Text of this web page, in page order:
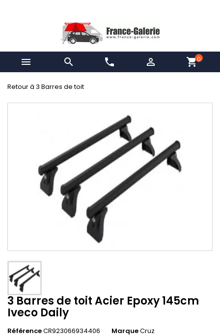
  phone  shopping_cart0
Retour à 3 Barres de toit
3 Barres de toit Acier Epoxy 145cm
Iveco Daily
RéférenceCR923066934406 MarqueCruz